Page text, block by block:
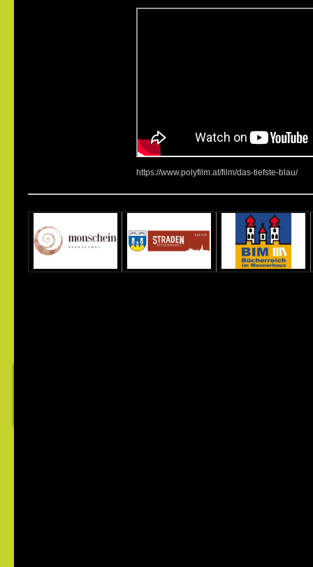
https://www.polyfilm.at/film/das-tiefste-blau/